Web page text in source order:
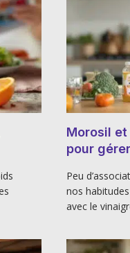
Morosil
pour
Peu
nos
avec le